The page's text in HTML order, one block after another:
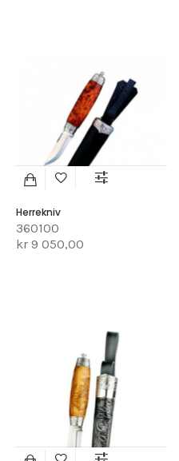
Herrekniv
360100
kr 9 050,00